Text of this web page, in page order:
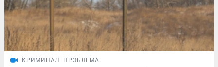
КРИМИНАЛ ПРОБЛЕМА